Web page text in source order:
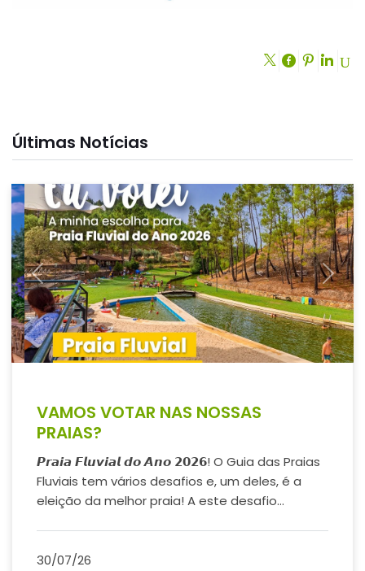
Últimas Notícias
Previous Next
VAMOS VOTAR NAS NOSSAS
PRAIAS?
𝙋𝙧𝙖𝙞𝙖 𝙁𝙡𝙪𝙫𝙞𝙖𝙡 𝙙𝙤 𝘼𝙣𝙤 𝟮𝟬𝟮𝟲! O Guia das Praias
Fluviais tem vários desafios e, um deles, é a
eleição da melhor praia! A este desafio...
30/07/26